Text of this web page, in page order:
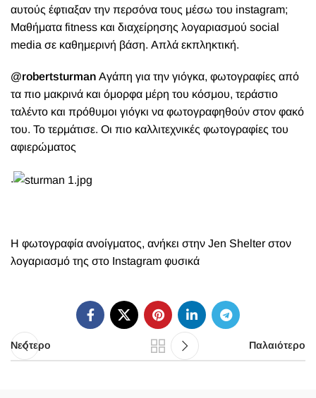
αυτούς έφτιαξαν την περσόνα τους μέσω του instagram;
Μαθήματα fitness και διαχείρησης λογαριασμού social
media σε καθημερινή βάση. Απλά εκπληκτική.
@robertsturman Αγάπη για την γιόγκα, φωτογραφίες από
τα πιο μακρινά και όμορφα μέρη του κόσμου, τεράστιο
ταλέντο και πρόθυμοι γιόγκι να φωτογραφηθούν στον φακό
του. Το τερμάτισε. Οι πιο καλλιτεχνικές φωτογραφίες του
αφιερώματος
.
H φωτογραφία ανοίγματος, ανήκει στην Jen Shelter στον
λογαριασμό της στο Instagram φυσικά
Νεότερο Παλαιότερο